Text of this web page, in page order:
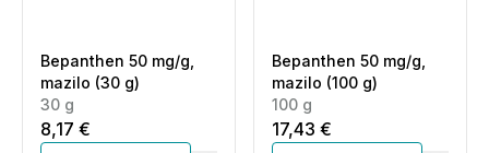
Bepanthen 50 mg/g,
mazilo (30 g)
30 g
8,17 €
Bepanthen 50 mg/g,
mazilo (100 g)
100 g
17,43 €